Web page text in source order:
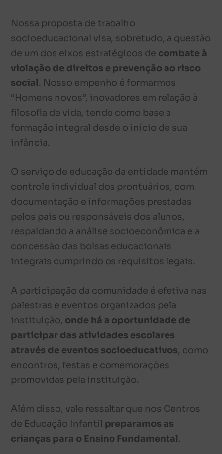
Nossa proposta de trabalho
socioeducacional visa, sobretudo, a questão
de um dos eixos estratégicos de combate à
violação de direitos e prevenção ao risco
social. Nosso empenho é formarmos
“Homens novos”, inovadores em relação à
filosofia de vida, tendo como base a
formação integral desde o início de sua
infância.
O serviço de educação da entidade mantém
controle individual dos prontuários, com
documentação e informações prestadas
pelos pais ou responsáveis dos alunos,
respaldando a análise socioeconômica e a
concessão das bolsas educacionais
integrais cumprindo os requisitos legais.
A participação da comunidade é efetiva nas
palestras e eventos organizados pela
instituição, onde há a oportunidade de
participar das atividades escolares
através de eventos socioeducativos, como
encontros, festas e comemorações
promovidas pela instituição.
Além disso, vale ressaltar que nos Centros
de Educação Infantil preparamos as
crianças para o Ensino Fundamental.